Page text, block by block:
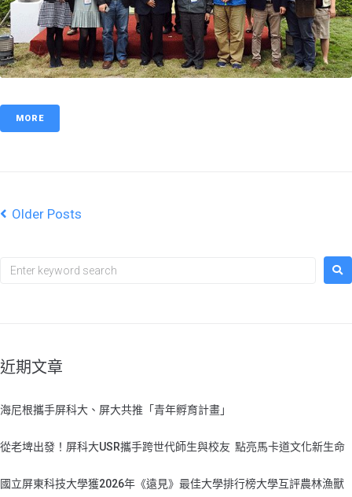
MORE
Older Posts
近期文章
海尼根攜手屏科大、屏大共推「青年孵育計畫」
從老埤出發！屏科大USR攜手跨世代師生與校友 點亮馬卡道文化新生命
國立屏東科技大學獲2026年《遠見》最佳大學排行榜大學互評農林漁獸